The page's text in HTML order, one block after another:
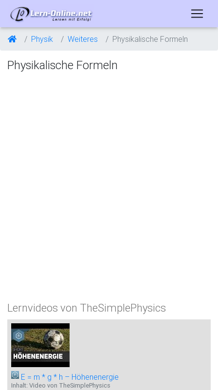
Physik Weiteres Physikalische Formeln
Physikalische Formeln
Lernvideos von TheSimplePhysics
E = m * g * h – Höhenenergie
Inhalt: Video von TheSimplePhysics